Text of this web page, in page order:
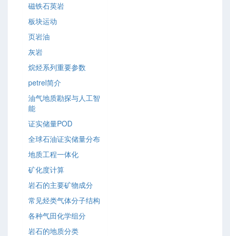
磁铁石英岩
板块运动
页岩油
灰岩
烷烃系列重要参数
petrel简介
油气地质勘探与人工智
能
证实储量POD
全球石油证实储量分布
地质工程一体化
矿化度计算
岩石的主要矿物成分
常见烃类气体分子结构
各种气田化学组分
岩石的地质分类